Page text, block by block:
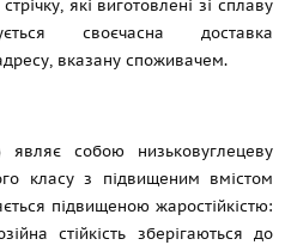
які виготовлені зі сплаву
своєчасна доставка
вказану споживачем.
собою низьковуглецеву
класу з підвищеним вмістом
підвищеною жаростійкістю:
стійкість зберігаються до